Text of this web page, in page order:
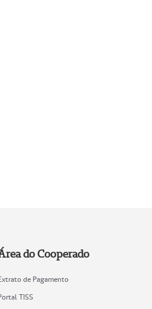
do Cooperado
de Pagamento
TISS